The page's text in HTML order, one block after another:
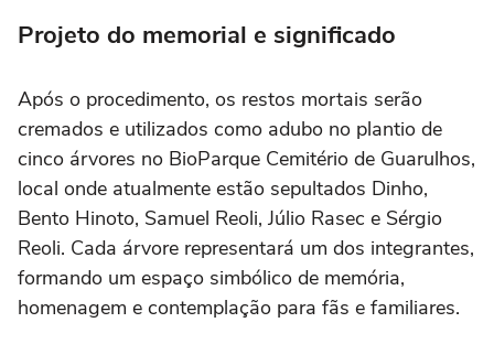
Projeto do memorial e significado
Após o procedimento, os restos mortais serão
cremados e utilizados como adubo no plantio de
cinco árvores no BioParque Cemitério de Guarulhos,
local onde atualmente estão sepultados Dinho,
Bento Hinoto, Samuel Reoli, Júlio Rasec e Sérgio
Reoli. Cada árvore representará um dos integrantes,
formando um espaço simbólico de memória,
homenagem e contemplação para fãs e familiares.